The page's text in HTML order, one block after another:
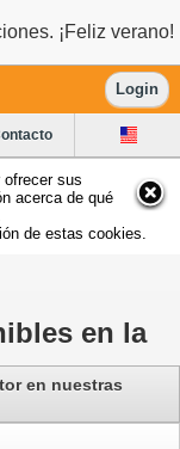
¡Feliz verano!
Login
ofrecer sus
acerca de qué
de estas cookies.
en la
en nuestras